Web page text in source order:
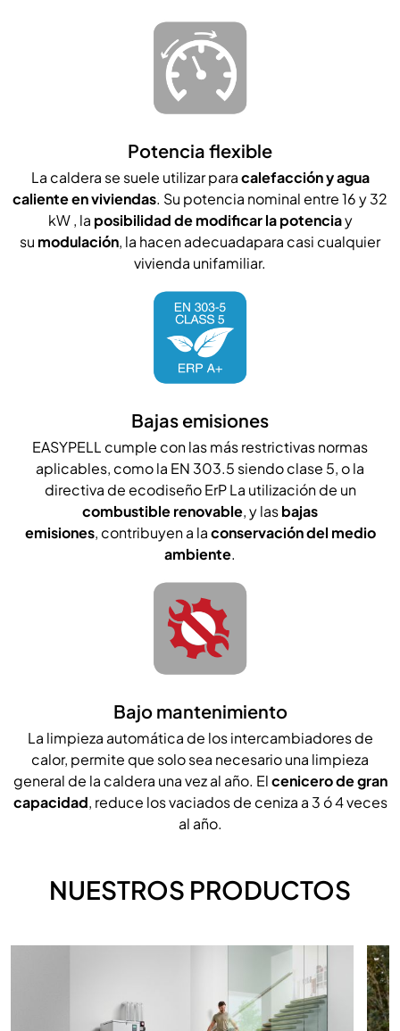
Potencia flexible
La caldera se suele utilizar paracalefacción y agua
caliente en viviendas. Su potencia nominal entre 16 y 32
kW , la posibilidad de modificar la potenciay
su modulación, la hacen adecuadapara casi cualquier
vivienda unifamiliar.
Bajas emisiones
EASYPELL cumple con las más restrictivas normas
aplicables, como la EN 303.5 siendo clase 5, o la
directiva de ecodiseño ErP La utilización de un
combustible renovable, y lasbajas
emisiones, contribuyen a laconservación del medio
ambiente.
Bajo mantenimiento
La limpieza automática de los intercambiadores de
calor, permite que solo sea necesario una limpieza
general de la caldera una vez al año. Elcenicero de gran
capacidad, reduce los vaciados de ceniza a 3 ó 4 veces
al año.
NUESTROS PRODUCTOS